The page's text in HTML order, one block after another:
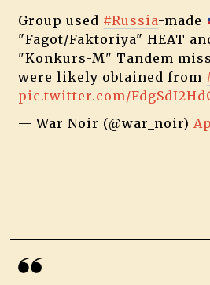
Group used #Russia-made
"Fagot/Faktoriya" HEAT
"Konkurs-M" Tandem
were likely obtained from
pic.twitter.com/
— War Noir (@war_noir)